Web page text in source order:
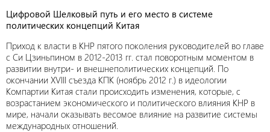
Цифровой Шелковый путь и его место в системе
политических концепций Китая
Приход к власти в КНР пятого поколения руководителей во главе
с Си Цзиньпином в 2012-2013 гг. стал поворотным моментом в
развитии внутри- и внешнеполитических концепций. По
окончании XVIII съезда КПК (ноябрь 2012 г.) в идеологии
Компартии Китая стали происходить изменения, которые, с
возрастанием экономического и политического влияния КНР в
мире, начали оказывать весомое влияние на развитие системы
международных отношений.